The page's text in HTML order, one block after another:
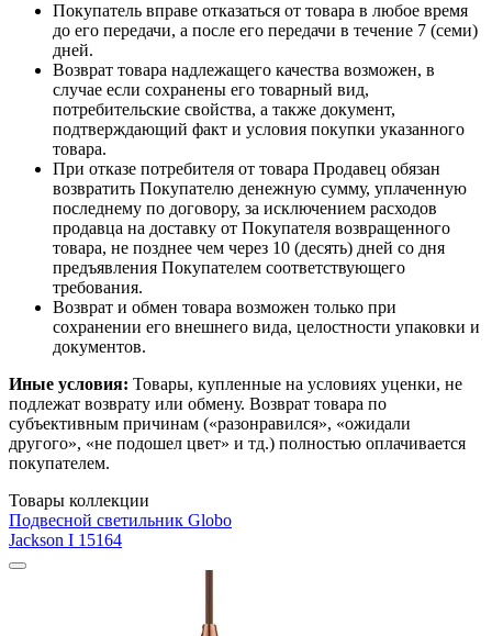
Покупатель вправе отказаться от товара в любое время
до его передачи, а после его передачи в течение 7 (семи)
дней.
Возврат товара надлежащего качества возможен, в
случае если сохранены его товарный вид,
потребительские свойства, а также документ,
подтверждающий факт и условия покупки указанного
товара.
При отказе потребителя от товара Продавец обязан
возвратить Покупателю денежную сумму, уплаченную
последнему по договору, за исключением расходов
продавца на доставку от Покупателя возвращенного
товара, не позднее чем через 10 (десять) дней со дня
предъявления Покупателем соответствующего
требования.
Возврат и обмен товара возможен только при
сохранении его внешнего вида, целостности упаковки и
документов.
Иные условия: Товары, купленные на условиях уценки, не
подлежат возврату или обмену. Возврат товара по
субъективным причинам («разонравился», «ожидали
другого», «не подошел цвет» и тд.) полностью оплачивается
покупателем.
Товары коллекции
Подвесной светильник Globo
Jackson I 15164